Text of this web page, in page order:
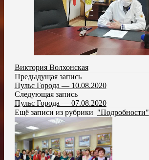
Виктория Волхонская
Предыдущая запись
Пульс Города — 10.08.2020
Следующая запись
Пульс Города — 07.08.2020
Ещё записи из рубрики "Подробности"